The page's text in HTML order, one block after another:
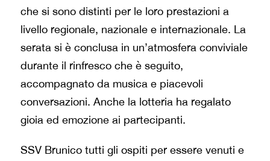
che si sono distinti per le loro prestazioni a
livello regionale, nazionale e internazionale. La
serata si è conclusa in un’atmosfera conviviale
durante il rinfresco che è seguito,
accompagnato da musica e piacevoli
conversazioni. Anche la lotteria ha regalato
gioia ed emozione ai partecipanti.
SSV Brunico tutti gli ospiti per essere venuti e